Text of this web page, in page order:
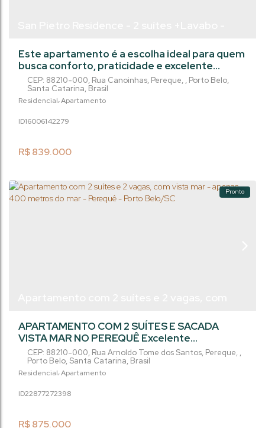
Residencial Apartamento
R$839.000
2279
1600614
CEP: 88210-000, Rua Canoinhas, Pereque , Porto Belo,
Santa Catarina, Brasil
Este apartamento é a escolha ideal para quem
busca conforto, praticidade e excelente
aproveitamento de espaço. Com 68,2 m² de
área privativa, o imóvel dispõe de 2
dormitórios, ambos suítes, além de 3
privacidade na medida certa. O living
estar, sala de jantar e cozinha, criando um
Pronto
Perequê - Porto Belo/SC
Residencial Apartamento
R$875.000
2398
2287727
CEP: 88210-000, Rua Arnoldo Tome dos Santos, Pereque ,
Porto Belo, Santa Catarina, Brasil
APARTAMENTO COM 2 SUÍTES E SACADA
VISTA MAR NO PEREQUÊ Excelente
Oportunidade em Porto Belo/SC – Apenas
400 Metros do Mar. Ótima oportunidade em
um empreendimento novo na região de
valorizam no litoral catarinense. Imóvel ideal
excelente potencial de retorno e condições